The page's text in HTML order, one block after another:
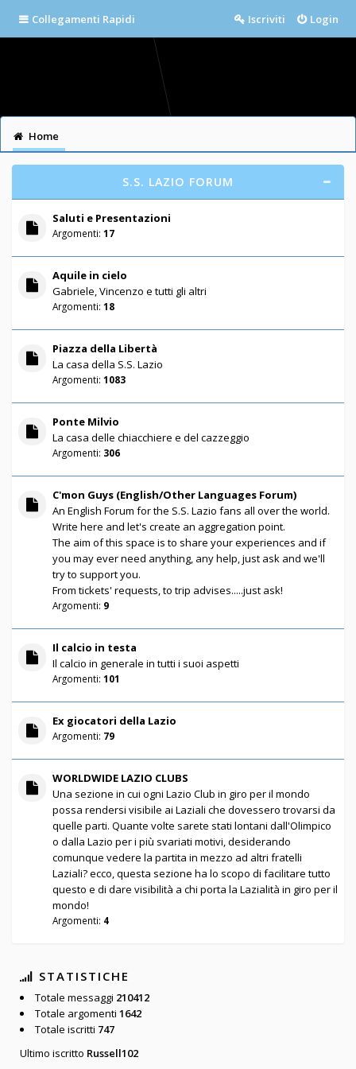
Collegamenti Rapidi Login
Iscriviti
Home
S.S. LAZIO FORUM
Saluti e Presentazioni
Argomenti: 17
Aquile in cielo
Gabriele, Vincenzo e tutti gli altri
Argomenti: 18
Piazza della Libertà
La casa della S.S. Lazio
Argomenti: 1083
Ponte Milvio
La casa delle chiacchiere e del cazzeggio
Argomenti: 306
C'mon Guys (English/Other Languages Forum)
An English Forum for the S.S. Lazio fans all over the world.
Write here and let's create an aggregation point.
The aim of this space is to share your experiences and if
you may ever need anything, any help, just ask and we'll
try to support you.
From tickets' requests, to trip advises.....just ask!
Argomenti: 9
Il calcio in testa
Il calcio in generale in tutti i suoi aspetti
Argomenti: 101
Ex giocatori della Lazio
Argomenti: 79
WORLDWIDE LAZIO CLUBS
Una sezione in cui ogni Lazio Club in giro per il mondo
possa rendersi visibile ai Laziali che dovessero trovarsi da
quelle parti. Quante volte sarete stati lontani dall'Olimpico
o dalla Lazio per i più svariati motivi, desiderando
comunque vedere la partita in mezzo ad altri fratelli
Laziali? ecco, questa sezione ha lo scopo di facilitare tutto
questo e di dare visibilità a chi porta la Lazialità in giro per il
mondo!
Argomenti: 4
STATISTICHE
Totale messaggi 210412
Totale argomenti 1642
Totale iscritti 747
Ultimo iscritto Russell102